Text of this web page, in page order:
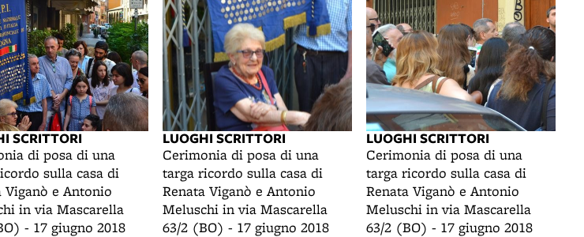
SCRITTORI
di posa di una
sulla casa di
Viganò e Antonio
in via Mascarella
- 17 giugno 2018
LUOGHI SCRITTORI
Cerimonia di posa di una
targa ricordo sulla casa di
Renata Viganò e Antonio
Meluschi in via Mascarella
63/2 (BO) - 17 giugno 2018
LUOGHI SCRITTORI
Cerimonia di posa di una
targa ricordo sulla casa di
Renata Viganò e Antonio
Meluschi in via Mascarella
63/2 (BO) - 17 giugno 2018